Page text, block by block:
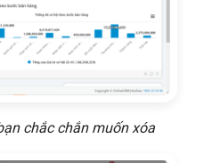
chắc chắn muốn xóa